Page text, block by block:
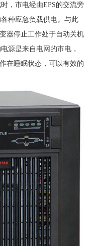
，市电经由EPS的交流旁
种应急负载供电。与此
器停止工作处于自动关机
源是来自电网的市电，
在睡眠状态，可以有效的